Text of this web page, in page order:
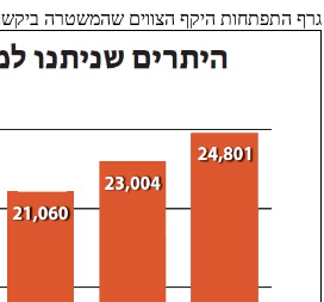
גרף התפתחות היקף הצווים שהמשטרה ביקשה